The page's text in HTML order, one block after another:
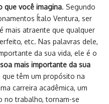
que você imagina. Segundo
Ítalo Ventura, ser
mais atraente que qualquer
etc. Nas palavras dele,
da sua vida, ele é o
mais importante da sua
que têm um propósito na
carreira acadêmica, um
no trabalho, tornam-se